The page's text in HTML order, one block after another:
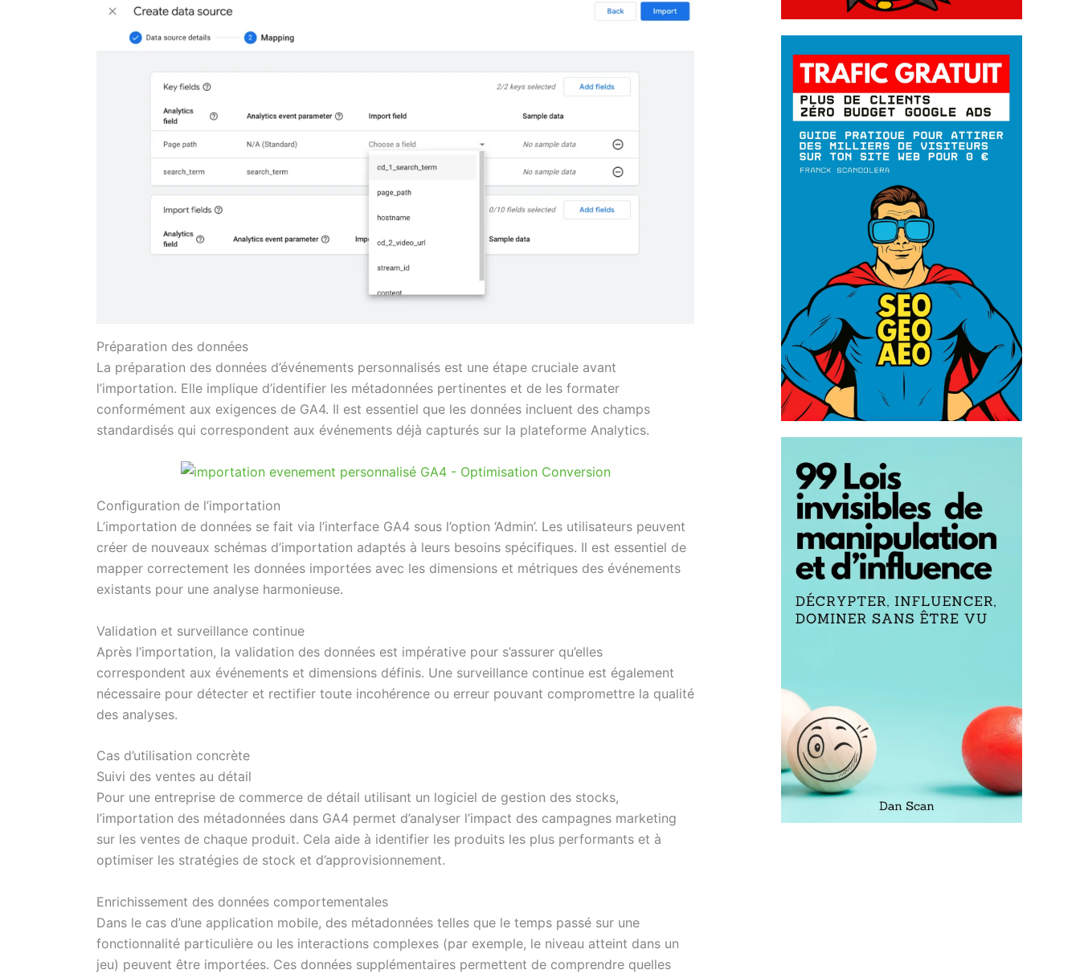
Préparation des données
La préparation des données d’événements personnalisés est une étape cruciale avant
l’importation. Elle implique d’identifier les métadonnées pertinentes et de les formater
conformément aux exigences de GA4. Il est essentiel que les données incluent des champs
standardisés qui correspondent aux événements déjà capturés sur la plateforme Analytics.
Configuration de l’importation
L’importation de données se fait via l’interface GA4 sous l’option ‘Admin’. Les utilisateurs peuvent
créer de nouveaux schémas d’importation adaptés à leurs besoins spécifiques. Il est essentiel de
mapper correctement les données importées avec les dimensions et métriques des événements
existants pour une analyse harmonieuse.
Validation et surveillance continue
Après l’importation, la validation des données est impérative pour s’assurer qu’elles
correspondent aux événements et dimensions définis. Une surveillance continue est également
nécessaire pour détecter et rectifier toute incohérence ou erreur pouvant compromettre la qualité
des analyses.
Cas d’utilisation concrète
Suivi des ventes au détail
Pour une entreprise de commerce de détail utilisant un logiciel de gestion des stocks,
l’importation des métadonnées dans GA4 permet d’analyser l’impact des campagnes marketing
sur les ventes de chaque produit. Cela aide à identifier les produits les plus performants et à
optimiser les stratégies de stock et d’approvisionnement.
Enrichissement des données comportementales
Dans le cas d’une application mobile, des métadonnées telles que le temps passé sur une
fonctionnalité particulière ou les interactions complexes (par exemple, le niveau atteint dans un
jeu) peuvent être importées. Ces données supplémentaires permettent de comprendre quelles